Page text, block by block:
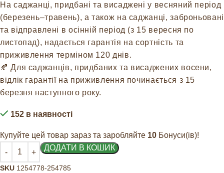
На саджанці, придбані та висаджені у весняний період
(березень–травень), а також на саджанці, заброньовані
та відправлені в осінній період (з 15 вересня по
листопад), надається гарантія на сортність та
приживлення терміном 120 днів.
🍂 Для саджанців, придбаних та висаджених восени,
відлік гарантії на приживлення починається з 15
березня наступного року.
152 в наявності
Купуйте цей товар зараз та заробляйте 10 Бонуси(ів)!
ДОДАТИ В КОШИК
SKU 1254778-254785